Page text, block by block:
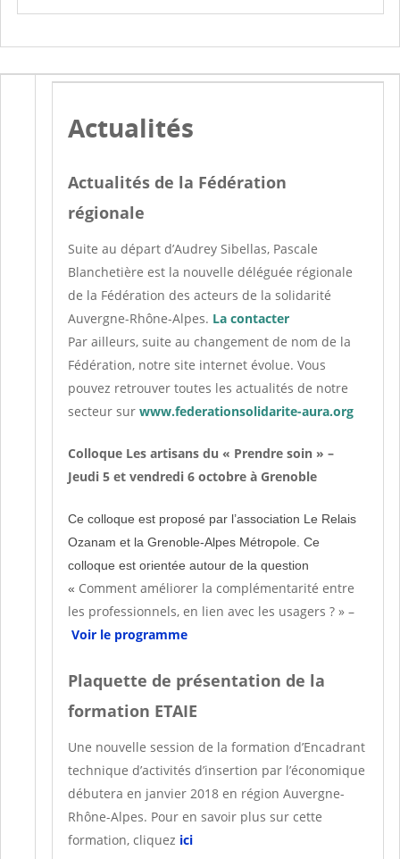
Actualités
Actualités de la Fédération
régionale
Suite au départ d’Audrey Sibellas, Pascale
Blanchetière est la nouvelle déléguée régionale
de la Fédération des acteurs de la solidarité
Auvergne-Rhône-Alpes. La contacter
Par ailleurs, suite au changement de nom de la
Fédération, notre site internet évolue. Vous
pouvez retrouver toutes les actualités de notre
secteur sur www.federationsolidarite-aura.org
Colloque Les artisans du « Prendre soin » –
Jeudi 5 et vendredi 6 octobre à Grenoble
Ce colloque est proposé par l’association Le Relais
Ozanam et la Grenoble-Alpes Métropole. Ce
colloque est orientée autour de la question
« Comment améliorer la complémentarité entre
les professionnels, en lien avec les usagers ? » –
Voir le programme
Plaquette de présentation de la
formation ETAIE
Une nouvelle session de la formation d’Encadrant
technique d’activités d’insertion par l’économique
débutera en janvier 2018 en région Auvergne-
Rhône-Alpes. Pour en savoir plus sur cette
formation, cliquez ici